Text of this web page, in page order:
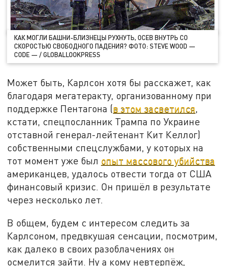
КАК МОГЛИ БАШНИ-БЛИЗНЕЦЫ РУХНУТЬ, ОСЕВ ВНУТРЬ СО
СКОРОСТЬЮ СВОБОДНОГО ПАДЕНИЯ? ФОТО: STEVE WOOD —
CODE — / GLOBALLOOKPRESS
Может быть, Карлсон хотя бы расскажет, как
благодаря мегатеракту, организованному при
поддержке Пентагона (в этом засветился,
кстати, спецпосланник Трампа по Украине
отставной генерал-лейтенант Кит Келлог)
собственными спецслужбами, у которых на
тот момент уже был опыт массового убийства
американцев, удалось отвести тогда от США
финансовый кризис. Он пришёл в результате
через несколько лет.
В общем, будем с интересом следить за
Карлсоном, предвкушая сенсации, посмотрим,
как далеко в своих разоблачениях он
осмелится зайти. Ну а кому невтерпёж,